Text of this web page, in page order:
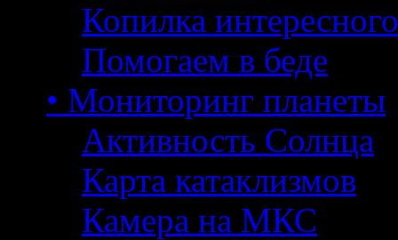
Копилка интересного
Помогаем в беде
• Мониторинг планеты
Активность Солнца
Карта катаклизмов
Камера на МКС